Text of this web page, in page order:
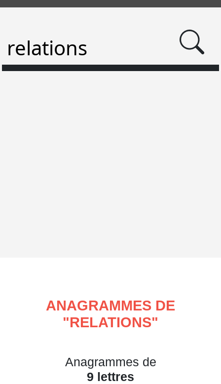
ANAGRAMMES DE
"RELATIONS"
Anagrammes de
9 lettres